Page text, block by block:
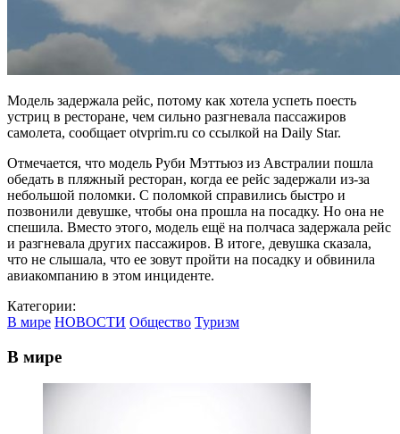
Модель задержала рейс, потому как хотела успеть поесть
устриц в ресторане, чем сильно разгневала пассажиров
самолета, сообщает otvprim.ru со ссылкой на Daily Star.
Отмечается, что модель Руби Мэттьюз из Австралии пошла
обедать в пляжный ресторан, когда ее рейс задержали из-за
небольшой поломки. С поломкой справились быстро и
позвонили девушке, чтобы она прошла на посадку. Но она не
спешила. Вместо этого, модель ещё на полчаса задержала рейс
и разгневала других пассажиров. В итоге, девушка сказала,
что не слышала, что ее зовут пройти на посадку и обвинила
авиакомпанию в этом инциденте.
Категории:
В мире НОВОСТИ Общество Туризм
В мире